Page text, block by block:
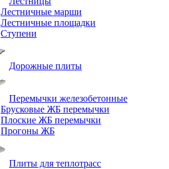
Лестничные марши
Лестничные площадки
Ступени
Дорожные плиты
Перемычки железобетонные
Брусковые ЖБ перемычки
Плоские ЖБ перемычки
Прогоны ЖБ
Плиты для теплотрасс